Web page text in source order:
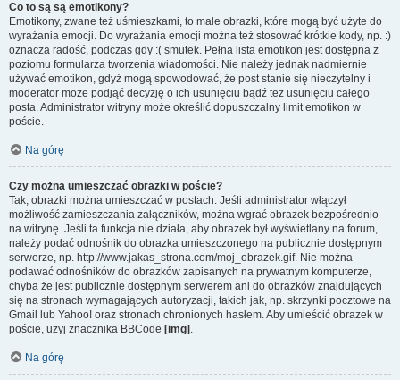
Co to są są emotikony?
Emotikony, zwane też uśmieszkami, to małe obrazki, które mogą być użyte do
wyrażania emocji. Do wyrażania emocji można też stosować krótkie kody, np. :)
oznacza radość, podczas gdy :( smutek. Pełna lista emotikon jest dostępna z
poziomu formularza tworzenia wiadomości. Nie należy jednak nadmiernie
używać emotikon, gdyż mogą spowodować, że post stanie się nieczytelny i
moderator może podjąć decyzję o ich usunięciu bądź też usunięciu całego
posta. Administrator witryny może określić dopuszczalny limit emotikon w
poście.
Na górę
Czy można umieszczać obrazki w poście?
Tak, obrazki można umieszczać w postach. Jeśli administrator włączył
możliwość zamieszczania załączników, można wgrać obrazek bezpośrednio
na witrynę. Jeśli ta funkcja nie działa, aby obrazek był wyświetlany na forum,
należy podać odnośnik do obrazka umieszczonego na publicznie dostępnym
serwerze, np. http://www.jakas_strona.com/moj_obrazek.gif. Nie można
podawać odnośników do obrazków zapisanych na prywatnym komputerze,
chyba że jest publicznie dostępnym serwerem ani do obrazków znajdujących
się na stronach wymagających autoryzacji, takich jak, np. skrzynki pocztowe na
Gmail lub Yahoo! oraz stronach chronionych hasłem. Aby umieścić obrazek w
poście, użyj znacznika BBCode [img] .
Na górę